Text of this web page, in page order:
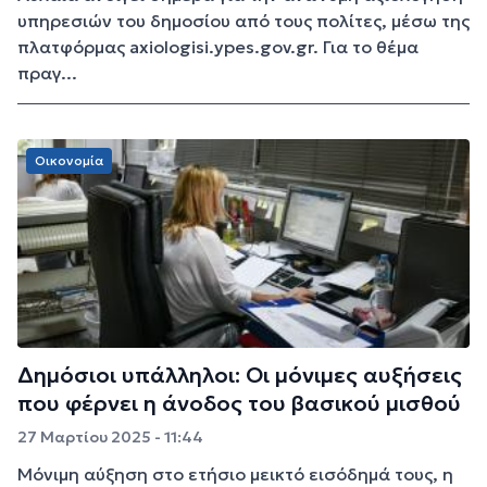
υπηρεσιών του δημοσίου από τους πολίτες, μέσω της
πλατφόρμας axiologisi.ypes.gov.gr. Για το θέμα
πραγ...
Οικονομία
Δημόσιοι υπάλληλοι: Οι μόνιμες αυξήσεις
που φέρνει η άνοδος του βασικού μισθού
27 Μαρτίου 2025 - 11:44
Μόνιμη αύξηση στο ετήσιο μεικτό εισόδημά τους, η